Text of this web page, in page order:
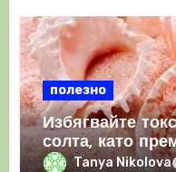
полезно
Избягвайте
солта, като
хималайска сол
Tanya Nikolova